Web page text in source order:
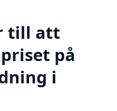
till att
på
i